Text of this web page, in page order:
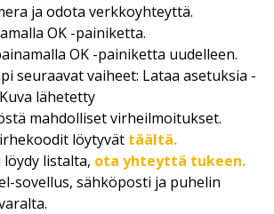
ja odota verkkoyhteyttä.
OK -painiketta.
OK -painiketta uudelleen.
seuraavat vaiheet: Lataa asetuksia -
lähetetty
mahdolliset virheilmoitukset.
löytyvät täältä.
löydy listalta, ota yhteyttä tukeen.
sovellus, sähköposti ja puhelin